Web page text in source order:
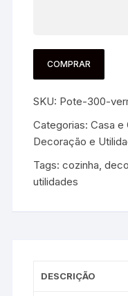
COMPRAR
SKU: Pote-300-
Categorias:Casa e
Decoração e
Tags:cozinha,
utilidades
DESCRIÇÃO